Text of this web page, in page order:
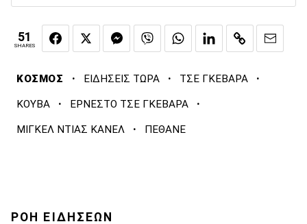
51
SHARES
ΚΟΣΜΟΣ · ΕΙΔΗΣΕΙΣ ΤΩΡΑ · ΤΣΕ ΓΚΕΒΑΡΑ ·
ΚΟΥΒΑ · ΕΡΝΕΣΤΟ ΤΣΕ ΓΚΕΒΑΡΑ ·
ΜΙΓΚΕΛ ΝΤΙΑΣ ΚΑΝΕΛ · ΠΕΘΑΝΕ
ΡΟΗ ΕΙΔΗΣΕΩΝ